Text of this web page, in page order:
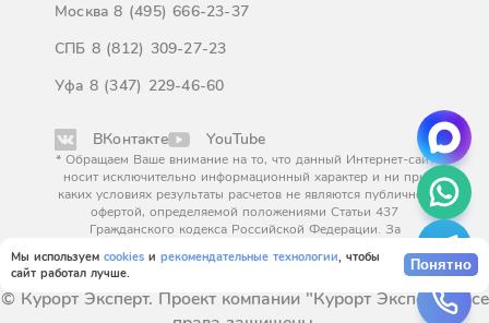
Мы используем cookies и рекомендательные технологии, чтобы
сайт работал лучше.
Понятно
Москва8 (495) 666-23-37
СПБ 8 (812) 309-27-23
Уфа 8 (347) 229-46-60
ВКонтакте YouTube
* Обращаем Ваше внимание на то, что данный Интернет-сайт
носит исключительно информационный характер и ни при
каких условиях результаты расчетов не являются публичной
офертой, определяемой положениями Статьи 437
Гражданского кодекса Российской Федерации. За
© Курорт Эксперт. Проект компании "Курорт Эксперт". Все